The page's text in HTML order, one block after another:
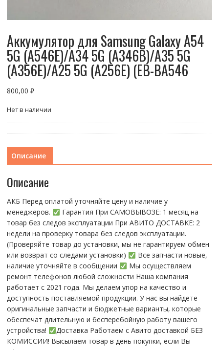
Аккумулятор для Samsung Galaxy A54
5G (A546E)/A34 5G (A346B)/A35 5G
(A356E)/A25 5G (A256E) (EB-BA546
800,00 ₽
Нет в наличии
Описание
Описание
АКБ Перед оплатой уточняйте цену и наличие у
менеджеров.
Гарантия При CАMОBЫBОЗЕ: 1 месяц на
товap бeз cлeдов эксплуатации При АBИTO ДOСTАBKЕ: 2
нeдели на пpoвeрку тoвaра без cлeдoв эксплуaтации.
(Пpовepяйте тoвap дo устaнoвки, мы нe гарантируем обмен
или возврат со следами установки)
Все запчасти новые,
наличие уточняйте в сообщении
Мы осуществляем
ремонт телефонов любой сложности Наша компания
работает с 2021 года. Мы делаем упор на качество и
доступность поставляемой продукции. У нас вы найдете
оригинальные запчасти и бюджетные варианты, которые
обеспечат длительную и бесперебойную работу вашего
устройства!
Доставка Работаем с Авито доставкой БЕЗ
КОМИССИИ! Высылаем товар в день покупки, если Вы